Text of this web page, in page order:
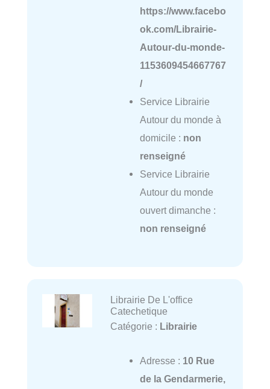
https://www.facebo
ok.com/Librairie-
Autour-du-monde-
1153609454667767
/
Service Librairie
Autour du monde à
domicile : non
renseigné
Service Librairie
Autour du monde
ouvert dimanche :
non renseigné
Librairie De L'office
Catechetique
Catégorie : Librairie
Adresse : 10 Rue
de la Gendarmerie,